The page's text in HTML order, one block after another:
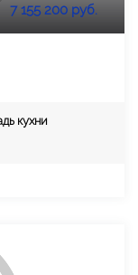
7 155 200 руб.
кухни